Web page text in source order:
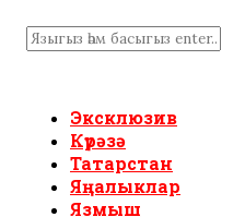
Эксклюзив
Күрәзә
Татарстан
Яңалыклар
Язмыш